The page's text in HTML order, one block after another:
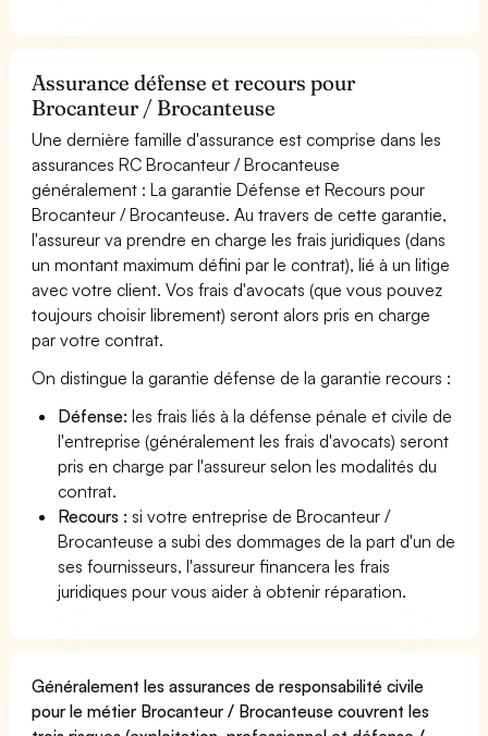
Assurance défense et recours pour
Brocanteur / Brocanteuse
Une dernière famille d'assurance est comprise dans les
assurances RC Brocanteur / Brocanteuse
généralement : La garantie Défense et Recours pour
Brocanteur / Brocanteuse. Au travers de cette garantie,
l'assureur va prendre en charge les frais juridiques (dans
un montant maximum défini par le contrat), lié à un litige
avec votre client. Vos frais d'avocats (que vous pouvez
toujours choisir librement) seront alors pris en charge
par votre contrat.
On distingue la garantie défense de la garantie recours :
Défense: les frais liés à la défense pénale et civile de
l'entreprise (généralement les frais d'avocats) seront
pris en charge par l'assureur selon les modalités du
contrat.
Recours : si votre entreprise de Brocanteur /
Brocanteuse a subi des dommages de la part d'un de
ses fournisseurs, l'assureur financera les frais
juridiques pour vous aider à obtenir réparation.
Généralement les assurances de responsabilité civile
pour le métier Brocanteur / Brocanteuse couvrent les